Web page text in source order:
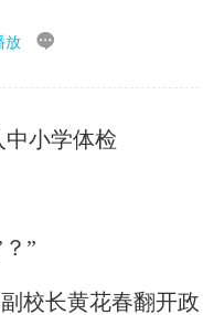
放 
中小学体检
”
校长黄花春翻开政